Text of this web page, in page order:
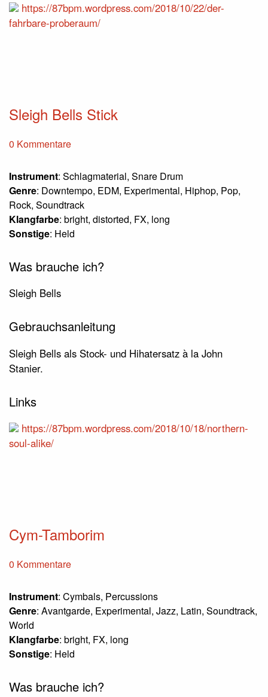
https://87bpm.wordpress.com/2018/10/22/der-
fahrbare-proberaum/
Sleigh Bells Stick
0 Kommentare
Instrument: Schlagmaterial, Snare Drum
Genre: Downtempo, EDM, Experimental, Hiphop, Pop,
Rock, Soundtrack
Klangfarbe: bright, distorted, FX, long
Sonstige: Held
Was brauche ich?
Sleigh Bells
Gebrauchsanleitung
Sleigh Bells als Stock- und Hihatersatz à la John
Stanier.
Links
https://87bpm.wordpress.com/2018/10/18/northern-
soul-alike/
Cym-Tamborim
0 Kommentare
Instrument: Cymbals, Percussions
Genre: Avantgarde, Experimental, Jazz, Latin, Soundtrack,
World
Klangfarbe: bright, FX, long
Sonstige: Held
Was brauche ich?